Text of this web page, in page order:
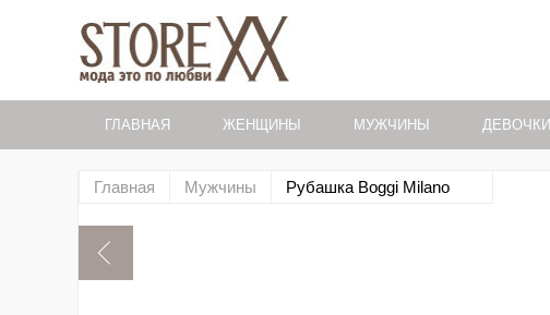
ГЛАВНАЯ ЖЕНЩИНЫ МУЖЧИНЫ ДЕВОЧКИ
Главная Мужчины Рубашка Boggi Milano